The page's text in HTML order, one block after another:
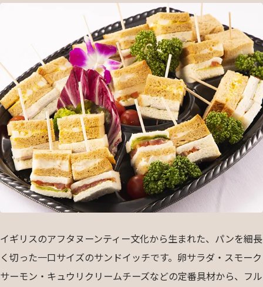
イギリスのアフタヌーンティー文化から生まれた、パンを細長
く切った一口サイズのサンドイッチです。卵サラダ・スモーク
サーモン・キュウリクリームチーズなどの定番具材から、フル